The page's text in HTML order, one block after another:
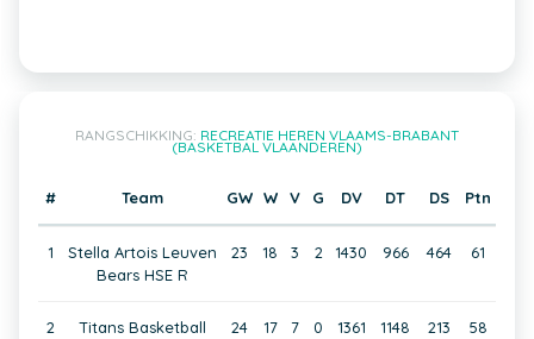
RANGSCHIKKING: RECREATIE HEREN VLAAMS-BRABANT
(BASKETBAL VLAANDEREN)
# Team GW W V G DV DT DS Ptn
1
Stella Artois Leuven
Bears HSE R
23 18 3 2 1430 966 464 61
2
Titans Basketball
24 17 7 0 1361 1148 213 58